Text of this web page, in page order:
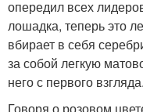
опередил всех
лошадка, теперь это
вбирает в себя
за собой легкую
него с первого взгляда.